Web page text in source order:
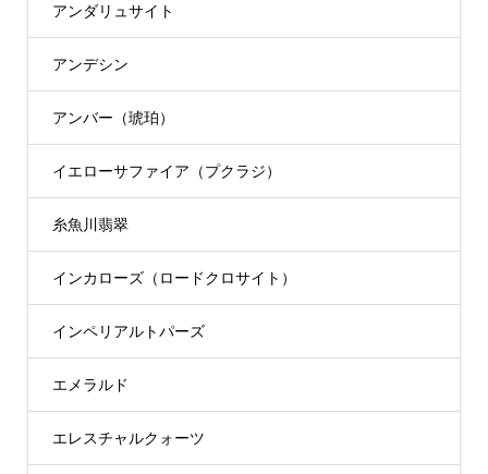
アンダリュサイト
アンデシン
アンバー（琥珀）
イエローサファイア（プクラジ）
糸魚川翡翠
インカローズ（ロードクロサイト）
インペリアルトパーズ
エメラルド
エレスチャルクォーツ